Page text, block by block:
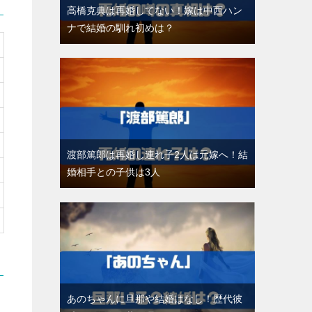
高橋克典は再婚してない！嫁は中西ハン
ナで結婚の馴れ初めは？
渡部篤郎は再婚し連れ子2人は元嫁へ！結
婚相手との子供は3人
あのちゃんに旦那や結婚はなし！歴代彼